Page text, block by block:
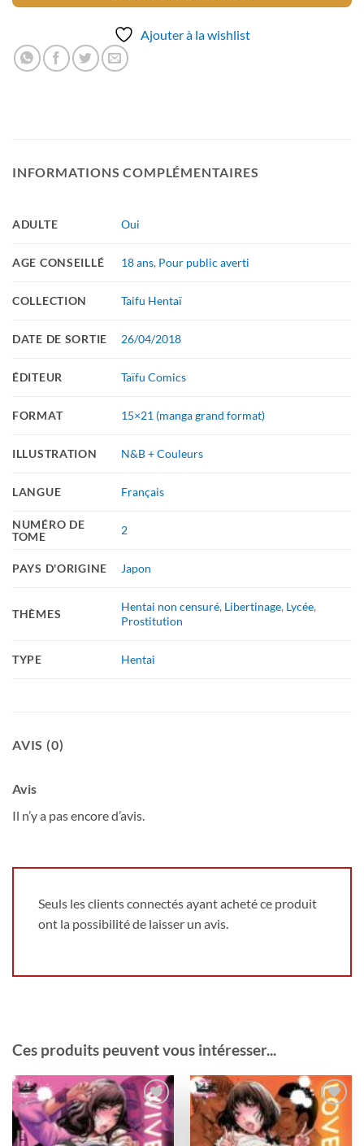
Ajouter à la wishlist
INFORMATIONS COMPLÉMENTAIRES
ADULTE Oui
AGE CONSEILLÉ 18 ans, Pour public averti
COLLECTION Taifu Hentaï
DATE DE SORTIE 26/04/2018
ÉDITEUR Taïfu Comics
FORMAT 15×21 (manga grand format)
ILLUSTRATION N&B + Couleurs
LANGUE Français
NUMÉRO DE
TOME
2
PAYS D'ORIGINE Japon
THÈMES
Hentai non censuré, Libertinage, Lycée,
Prostitution
TYPE Hentai
AVIS (0)
Avis
Il n’y a pas encore d’avis.
Seuls les clients connectés ayant acheté ce produit
ont la possibilité de laisser un avis.
Ces produits peuvent vous intéresser...
Ajouter
à la
wishlist
Ajouter
à la
wishlist